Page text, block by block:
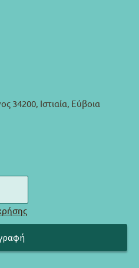
34200, Ιστιαία, Εύβοια